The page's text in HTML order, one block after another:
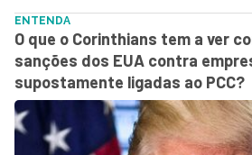
ENTENDA
O que o Corinthians tem a ver
sanções dos EUA contra
supostamente ligadas ao PCC?